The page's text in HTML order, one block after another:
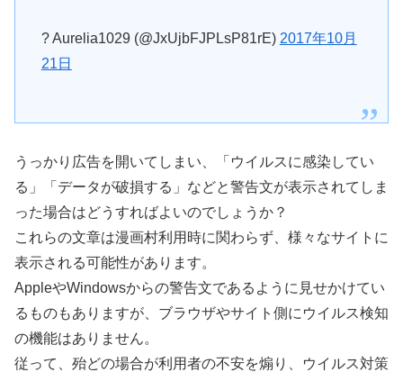
? Aurelia1029 (@JxUjbFJPLsP81rE) 2017年10月
21日
うっかり広告を開いてしまい、「ウイルスに感染してい
る」「データが破損する」などと警告文が表示されてしま
った場合はどうすればよいのでしょうか？
これらの文章は漫画村利用時に関わらず、様々なサイトに
表示される可能性があります。
AppleやWindowsからの警告文であるように見せかけてい
るものもありますが、ブラウザやサイト側にウイルス検知
の機能はありません。
従って、殆どの場合が利用者の不安を煽り、ウイルス対策